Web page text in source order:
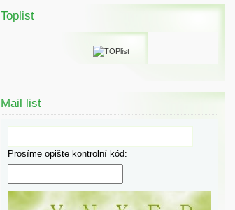
Toplist
Mail list
Prosíme opište kontrolní kód: